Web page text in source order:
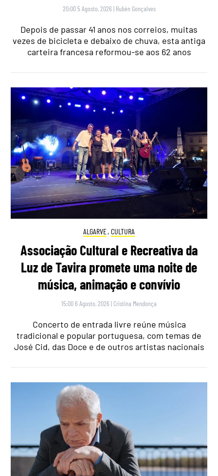
20:00 5 Agosto, 2026 | Rubén Gonçalves
Depois de passar 41 anos nos correios, muitas
vezes de bicicleta e debaixo de chuva, esta antiga
carteira francesa reformou-se aos 62 anos
ALGARVE, CULTURA
Associação Cultural e Recreativa da
Luz de Tavira promete uma noite de
música, animação e convívio
15:00 6 Agosto, 2026 | Cristina Mendonça
Concerto de entrada livre reúne música
tradicional e popular portuguesa, com temas de
José Cid, das Doce e de outros artistas nacionais